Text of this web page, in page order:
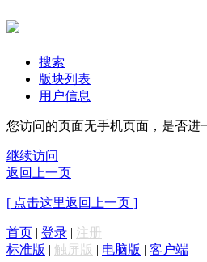
搜索
版块列表
用户信息
您访问的页面无手机页面，是否进
继续访问
返回上一页
[ 点击这里返回上一页 ]
首页 | 登录 | 注册
标准版 | 触屏版 | 电脑版 | 客户端